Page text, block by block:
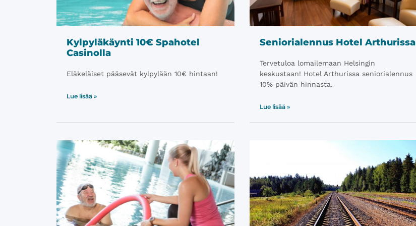
Kylpyläkäynti 10€ Spahotel
Casinolla
Eläkeläiset pääsevät kylpylään 10€ hintaan!
Lue lisää »
Seniorialennus Hotel Arthurissa
Tervetuloa lomailemaan Helsingin
keskustaan! Hotel Arthurissa seniorialennus
10% päivän hinnasta.
Lue lisää »